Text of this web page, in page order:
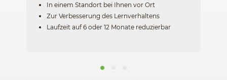
In einem Standort bei Ihnen vor Ort
Zur Verbesserung des Lernverhaltens
Laufzeit auf 6 oder 12 Monate reduzierbar